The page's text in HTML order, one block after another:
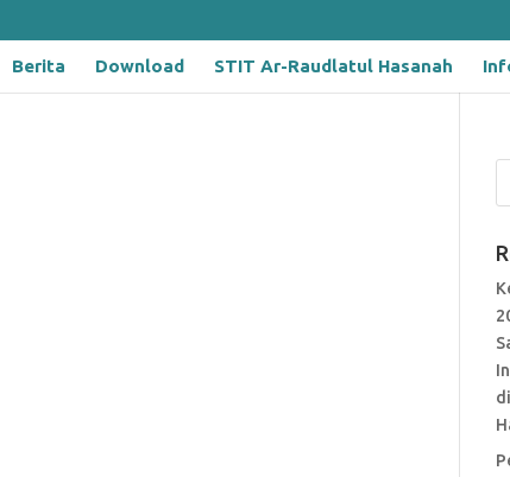
Berita Download STIT Ar-Raudlatul Hasanah